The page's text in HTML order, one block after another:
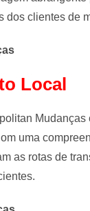
dos clientes de
Local
Mudanças
uma
as rotas de